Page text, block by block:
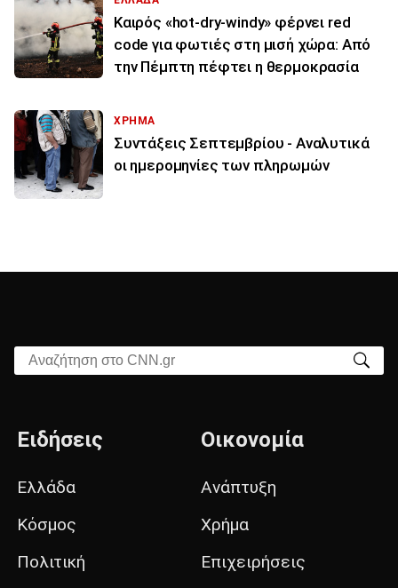
Καιρός «hot-dry-windy» φέρνει red
code για φωτιές στη μισή χώρα: Από
την Πέμπτη πέφτει η θερμοκρασία
ΧΡΗΜΑ
Συντάξεις Σεπτεμβρίου - Αναλυτικά
οι ημερομηνίες των πληρωμών
Αναζήτηση στο CNN.gr
Ειδήσεις
Ελλάδα
Κόσμος
Πολιτική
Οικονομία
Ανάπτυξη
Χρήμα
Επιχειρήσεις